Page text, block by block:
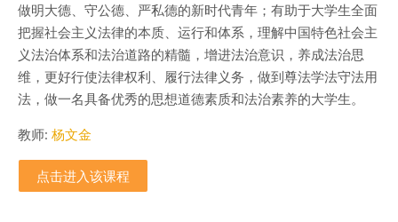
做明大德、守公德、严私德的新时代青年；有助于大学生全面
把握社会主义法律的本质、运行和体系，理解中国特色社会主
义法治体系和法治道路的精髓，增进法治意识，养成法治思
维，更好行使法律权利、履行法律义务，做到尊法学法守法用
法，做一名具备优秀的思想道德素质和法治素养的大学生。
教师: 杨文金
点击进入该课程